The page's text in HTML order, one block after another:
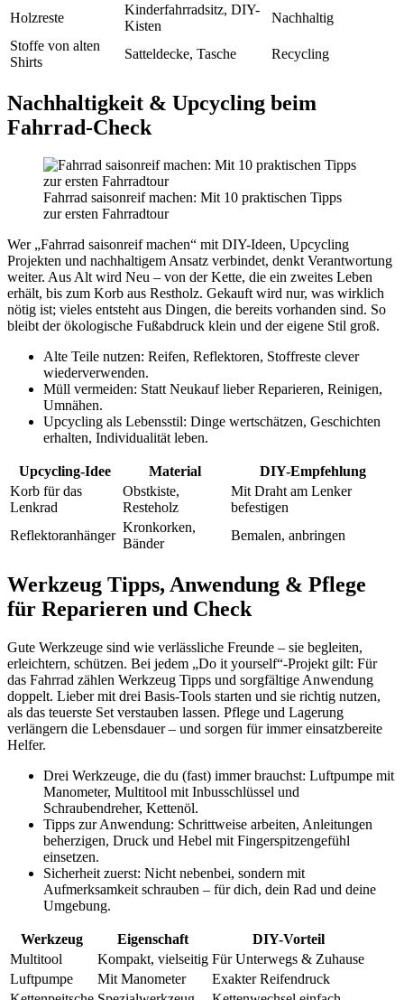
Holzreste
Kinderfahrradsitz, DIY-
Kisten
Nachhaltig
Stoffe von alten
Shirts
Satteldecke, Tasche Recycling
Nachhaltigkeit & Upcycling beim
Fahrrad-Check
Fahrrad saisonreif machen: Mit 10 praktischen Tipps
zur ersten Fahrradtour
Wer „Fahrrad saisonreif machen“ mit DIY-Ideen, Upcycling
Projekten und nachhaltigem Ansatz verbindet, denkt Verantwortung
weiter. Aus Alt wird Neu – von der Kette, die ein zweites Leben
erhält, bis zum Korb aus Restholz. Gekauft wird nur, was wirklich
nötig ist; vieles entsteht aus Dingen, die bereits vorhanden sind. So
bleibt der ökologische Fußabdruck klein und der eigene Stil groß.
Alte Teile nutzen: Reifen, Reflektoren, Stoffreste clever
wiederverwenden.
Müll vermeiden: Statt Neukauf lieber Reparieren, Reinigen,
Umnähen.
Upcycling als Lebensstil: Dinge wertschätzen, Geschichten
erhalten, Individualität leben.
Upcycling-Idee Material
DIY-Empfehlung
Korb für das
Lenkrad
Obstkiste,
Resteholz
Mit Draht am Lenker
befestigen
Reflektoranhänger
Kronkorken,
Bänder
Bemalen, anbringen
Werkzeug Tipps, Anwendung & Pflege
für Reparieren und Check
Gute Werkzeuge sind wie verlässliche Freunde – sie begleiten,
erleichtern, schützen. Bei jedem „Do it yourself“-Projekt gilt: Für
das Fahrrad zählen Werkzeug Tipps und sorgfältige Anwendung
doppelt. Lieber mit drei Basis-Tools starten und sie richtig nutzen,
als das teuerste Set verstauben lassen. Pflege und Lagerung
verlängern die Lebensdauer – und sorgen für immer einsatzbereite
Helfer.
Drei Werkzeuge, die du (fast) immer brauchst: Luftpumpe mit
Manometer, Multitool mit Inbusschlüssel und
Schraubendreher, Kettenöl.
Tipps zur Anwendung: Schrittweise arbeiten, Anleitungen
beherzigen, Druck und Hebel mit Fingerspitzengefühl
einsetzen.
Sicherheit zuerst: Nicht nebenbei, sondern mit
Aufmerksamkeit schrauben – für dich, dein Rad und deine
Umgebung.
Werkzeug Eigenschaft
DIY-Vorteil
Multitool
Kompakt, vielseitig Für Unterwegs & Zuhause
Luftpumpe
Mit Manometer
Exakter Reifendruck